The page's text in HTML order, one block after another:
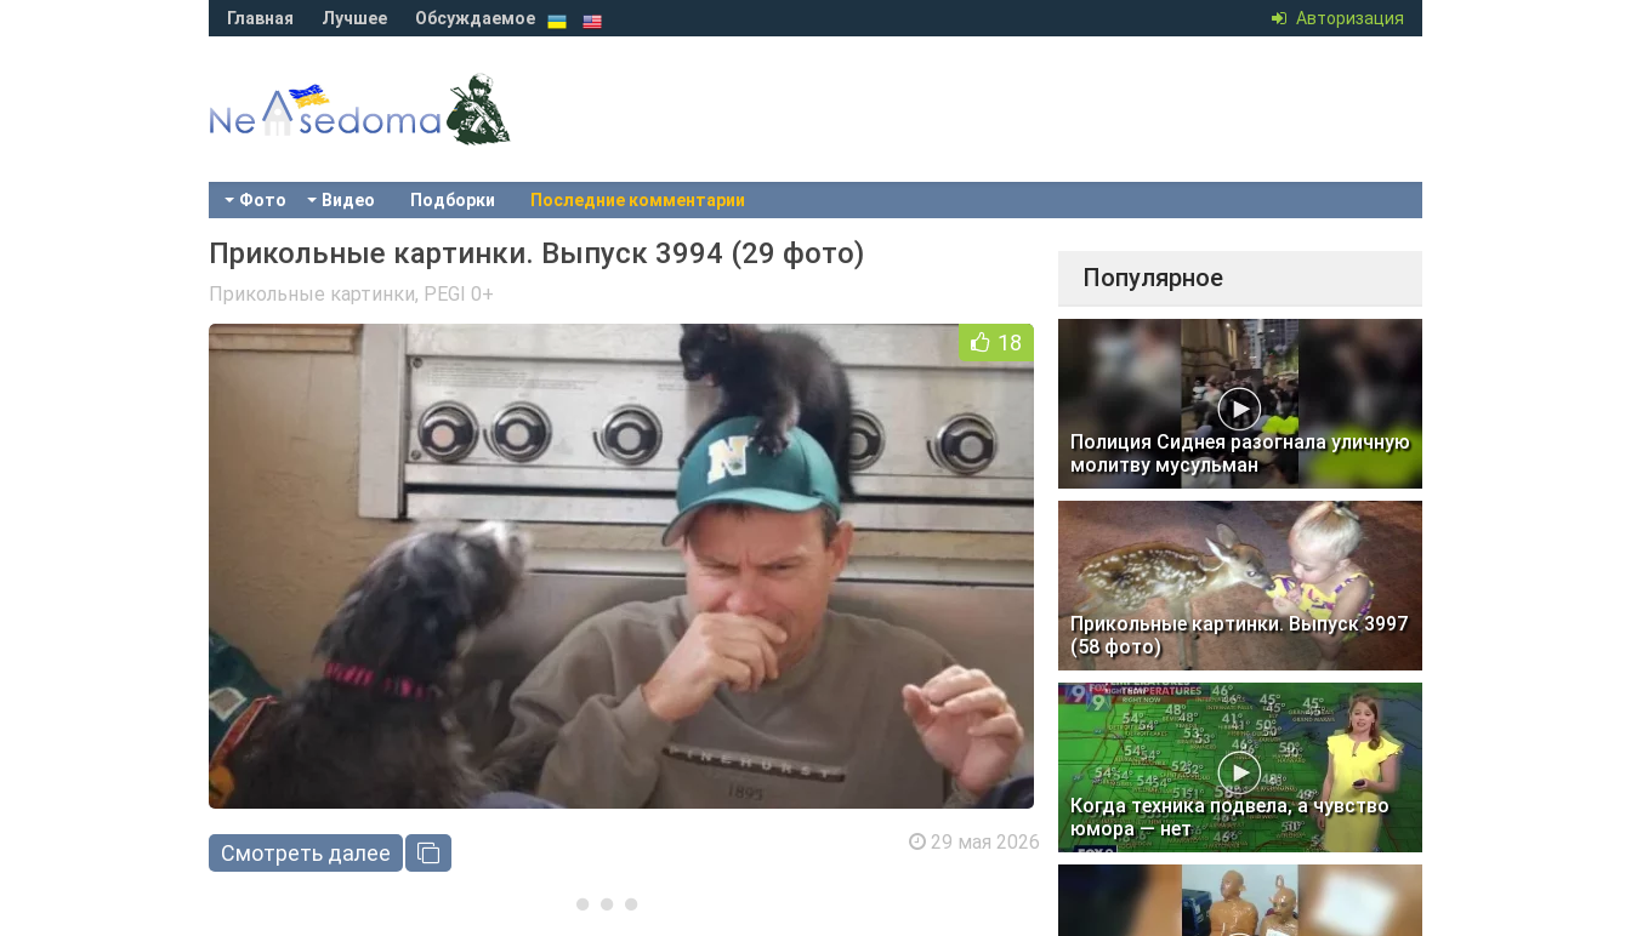
Авторизация
Главная Лучшее Обсуждаемое
Фото Видео Подборки Последние комментарии
Прикольные картинки. Выпуск 3994 (29 фото)
Прикольные картинки, PEGI 0+
18
Смотреть далее 29 мая 2026
Популярное
Полиция Сиднея разогнала уличную
молитву мусульман
Прикольные картинки. Выпуск 3997
(58 фото)
Когда техника подвела, а чувство
юмора — нет